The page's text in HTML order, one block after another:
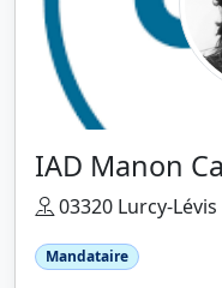
IAD Manon
03320 Lurcy-Lévis
Mandataire